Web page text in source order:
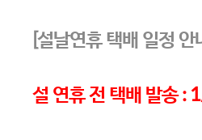
[설날연휴 택배 일정 안
설 연휴 전 택배 발송 :